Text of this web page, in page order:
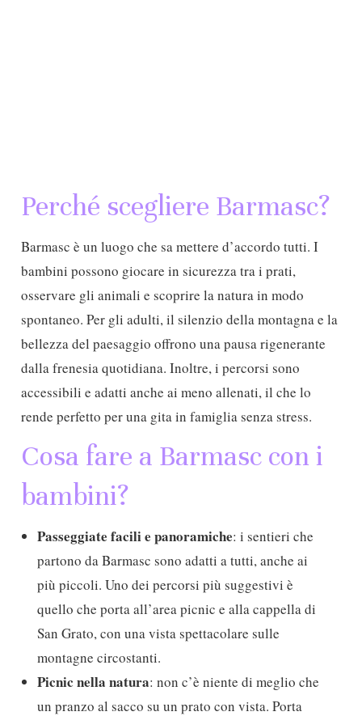
Perché scegliere Barmasc?
Barmasc è un luogo che sa mettere d’accordo tutti. I
bambini possono giocare in sicurezza tra i prati,
osservare gli animali e scoprire la natura in modo
spontaneo. Per gli adulti, il silenzio della montagna e la
bellezza del paesaggio offrono una pausa rigenerante
dalla frenesia quotidiana. Inoltre, i percorsi sono
accessibili e adatti anche ai meno allenati, il che lo
rende perfetto per una gita in famiglia senza stress.
Cosa fare a Barmasc con i
bambini?
Passeggiate facili e panoramiche: i sentieri che
partono da Barmasc sono adatti a tutti, anche ai
più piccoli. Uno dei percorsi più suggestivi è
quello che porta all’area picnic e alla cappella di
San Grato, con una vista spettacolare sulle
montagne circostanti.
Picnic nella natura: non c’è niente di meglio che
un pranzo al sacco su un prato con vista. Porta